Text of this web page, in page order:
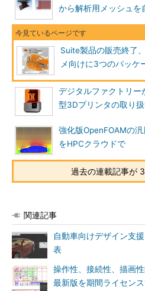
から解析用メッシュを
Suite製品の販売終了
メ向けに3つのパッケ
デジタルファクトリー
型3Dプリンタの取り
強化版OpenFOAMの汎
をHPCクラウドで
過去の連載記事が
関連記事
自動車向けデザイン支
表
操作性、接続性、描画
最新版を期間ライセン